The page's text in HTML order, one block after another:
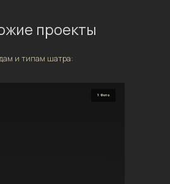
проекты
и типам шатра:
1 Фото